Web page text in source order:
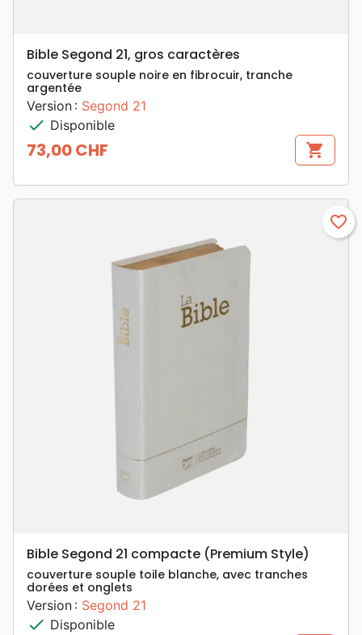
Bible Segond 21, gros caractères
couverture souple noire en fibrocuir, tranche
argentée
Version : Segond 21
check Disponible
Prix
73,00 CHF shopping_cart
favorite_border
Bible Segond 21 compacte (Premium Style)
couverture souple toile blanche, avec tranches
dorées et onglets
Version : Segond 21
check Disponible